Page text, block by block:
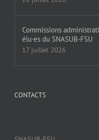
Commissions
élu·es du SNASUB-FSU
17 juillet 2026
CONTACTS